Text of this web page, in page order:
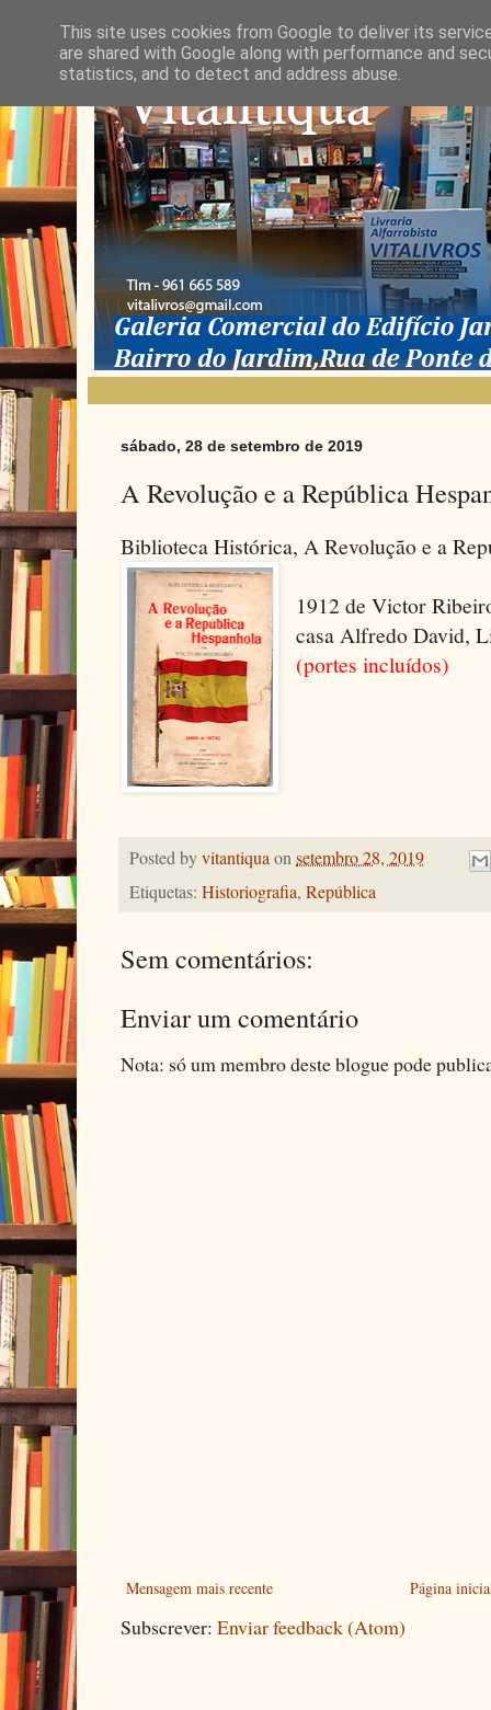
sábado, 28 de setembro de 2019
A Revolução e a República
Biblioteca Histórica, A Revolução e a
1912 de Victor
casa Alfredo David,
(portes incluídos)
Posted byvitantiquaonsetembro 28, 2019
Etiquetas: Historiografia, República
Sem comentários:
Enviar um comentário
Nota: só um membro deste blogue pode
Mensagem mais recente Página
Subscrever: Enviar feedback (Atom)
This site uses cookies from Google to deliver its
are shared with Google along with performance and
statistics, and to detect and address abuse.